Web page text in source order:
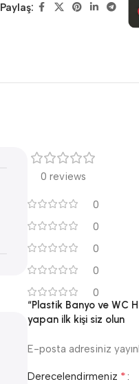
Paylaş:
0 reviews
0
0
0
0
0
“Plastik Banyo ve WC
yapan ilk kişi siz olun
E-posta adresiniz
Derecelendirmeniz *